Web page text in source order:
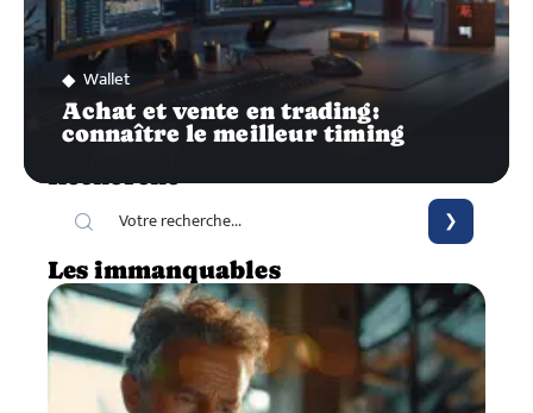
Wallet
Achat et vente en trading:
connaître le meilleur timing
Recherche
Les immanquables